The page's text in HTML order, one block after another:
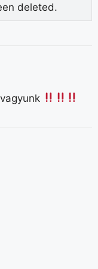
deleted.